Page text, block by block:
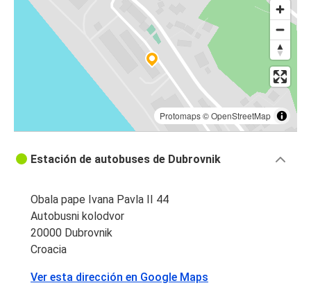
Dubrovnik
Dubrovnik
Makarska
Sarajevo
Herceg Novi
Dubrovnik
Protomaps©OpenStreetMap
Estación de autobuses de Dubrovnik
Obala pape Ivana Pavla II 44
Autobusni kolodvor
20000 Dubrovnik
Croacia
Ver esta dirección en Google Maps